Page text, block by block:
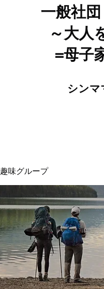
一般社
～大人
=母子
シンマ
趣味グループ